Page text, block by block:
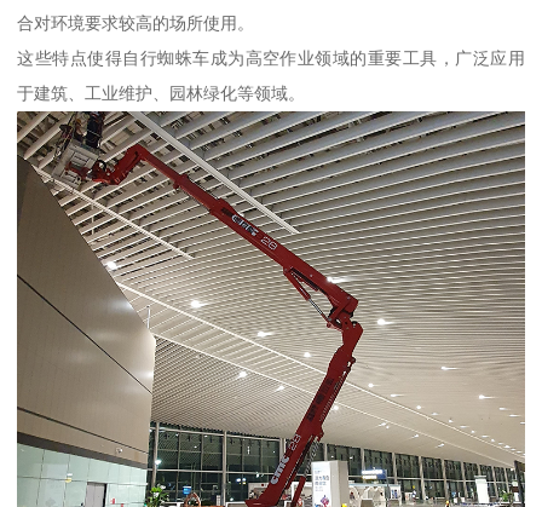
合对环境要求较高的场所使用。
这些特点使得自行蜘蛛车成为高空作业领域的重要工具，广泛应用
于建筑、工业维护、园林绿化等领域。